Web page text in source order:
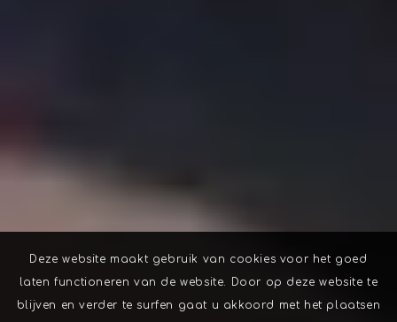
Deze website maakt gebruik van cookies voor het goed
laten functioneren van de website. Door op deze website te
blijven en verder te surfen gaat u akkoord met het plaatsen